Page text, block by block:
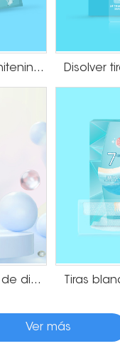
Alcohol Free Teeth Whitening Dry Strips
Pluma blanqueadora de dientes con galvanoplastia
Ver más